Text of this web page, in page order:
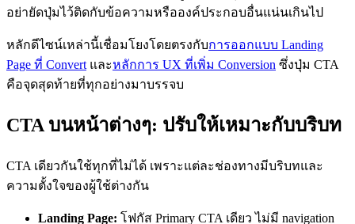
อย่ายัดปุ่มไว้ติดกับข้อความหรือองค์ประกอบอื่นแน่นเกินไป
หลักดีไซน์เหล่านี้เชื่อมโยงโดยตรงกับการออกแบบ Landing
Page ที่ Convert และหลักการ UX ที่เพิ่ม Conversion ซึ่งปุ่ม CTA
คือจุดสุดท้ายที่ทุกอย่างมาบรรจบ
CTA บนหน้าต่างๆ: ปรับให้เหมาะกับบริบท
CTA เดียวกันใช้ทุกที่ไม่ได้ เพราะแต่ละช่องทางมีบริบทและ
ความตั้งใจของผู้ใช้ต่างกัน
Landing Page: โฟกัส Primary CTA เดียว ไม่มี navigation